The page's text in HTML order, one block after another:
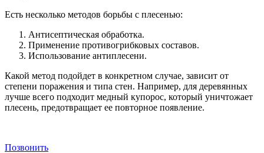
Есть несколько методов борьбы с плесенью:
Антисептическая обработка.
Применение противогрибковых составов.
Использование антиплесени.
Какой метод подойдет в конкретном случае, зависит от
степени поражения и типа стен. Например, для деревянных
лучше всего подходит медный купорос, который уничтожает
плесень, предотвращает ее повторное появление.
Позвонить